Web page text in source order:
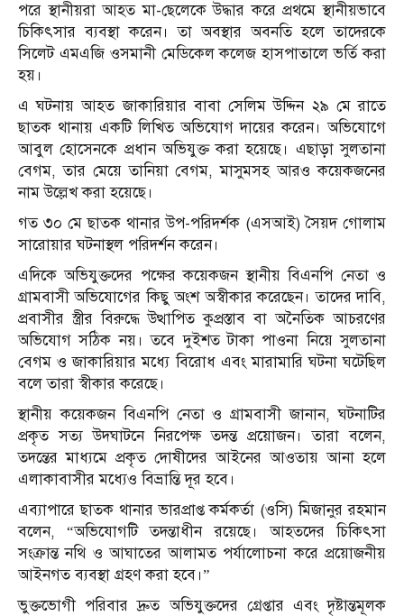
পরে স্থানীয়রা আহত মা-ছেলেকে উদ্ধার করে প্রথমে স্থানীয়ভাবে
চিকিৎসার ব্যবস্থা করেন। তা অবস্থার অবনতি হলে তাদেরকে
সিলেট এমএজি ওসমানী মেডিকেল কলেজ হাসপাতালে ভর্তি করা
হয়।
এ ঘটনায় আহত জাকারিয়ার বাবা সেলিম উদ্দিন ২৯ মে রাতে
ছাতক থানায় একটি লিখিত অভিযোগ দায়ের করেন। অভিযোগে
আবুল হোসেনকে প্রধান অভিযুক্ত করা হয়েছে। এছাড়া সুলতানা
বেগম, তার মেয়ে তানিয়া বেগম, মাসুমসহ আরও কয়েকজনের
নাম উল্লেখ করা হয়েছে।
গত ৩০ মে ছাতক থানার উপ-পরিদর্শক (এসআই) সৈয়দ গোলাম
সারোয়ার ঘটনাস্থল পরিদর্শন করেন।
এদিকে অভিযুক্তদের পক্ষের কয়েকজন স্থানীয় বিএনপি নেতা ও
গ্রামবাসী অভিযোগের কিছু অংশ অস্বীকার করেছেন। তাদের দাবি,
প্রবাসীর স্ত্রীর বিরুদ্ধে উত্থাপিত কুপ্রস্তাব বা অনৈতিক আচরণের
অভিযোগ সঠিক নয়। তবে দুইশত টাকা পাওনা নিয়ে সুলতানা
বেগম ও জাকারিয়ার মধ্যে বিরোধ এবং মারামা‌রি ঘটনা ঘটেছিল
বলে তারা স্বীকার করেছে।
স্থানীয় কয়েকজন বিএনপি নেতা ও গ্রামবাসী জানান, ঘটনাটির
প্রকৃত সত্য উদঘাটনে নিরপেক্ষ তদন্ত প্রয়োজন। তারা বলেন,
তদন্তের মাধ্যমে প্রকৃত দোষীদের আইনের আওতায় আনা হলে
এলাকাবাসীর মধ্যেও বিভ্রান্তি দূর হবে।
এব‌্যাপা‌রে ছাতক থানার ভারপ্রাপ্ত কর্মকর্তা (ওসি) মিজানুর রহমান
বলেন, “অভিযোগটি তদন্তাধীন রয়েছে। আহতদের চিকিৎসা
সংক্রান্ত নথি ও আঘাতের আলামত পর্যালোচনা করে প্রয়োজনীয়
আইনগত ব্যবস্থা গ্রহণ করা হবে।”
ভুক্তভোগী পরিবার দ্রুত অভিযুক্তদের গ্রেপ্তার এবং দৃষ্টান্তমূলক